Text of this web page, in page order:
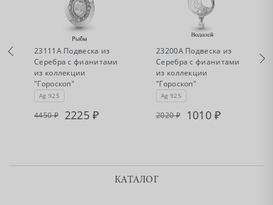
Есть в наличии
23111А Подвеска из
Серебра с фианитами
из коллекции
"Гороскоп"
Ag 925
4450 2225
Есть в наличии
23200А Подвеска из
Серебра с фианитами
из коллекции
"Гороскоп"
Ag 925
2020 1010
КАТАЛОГ